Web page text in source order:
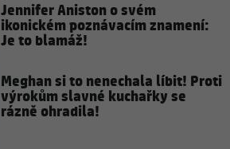
Jennifer Aniston o svém
ikonickém poznávacím znamení:
Je to blamáž!
Meghan si to nenechala líbit! Proti
výrokům slavné kuchařky se
rázně ohradila!